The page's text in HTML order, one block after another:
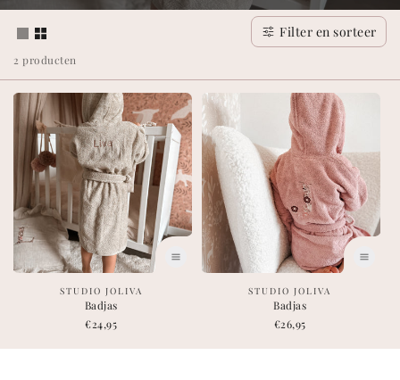
l
l
e
c
t
e
:
Filter en sorteer
2 producten
leverancier:
STUDIO JOLIVA
Badjas
Normale
€24,95
leverancier:
STUDIO JOLIVA
Badjas
Normale
€26,95